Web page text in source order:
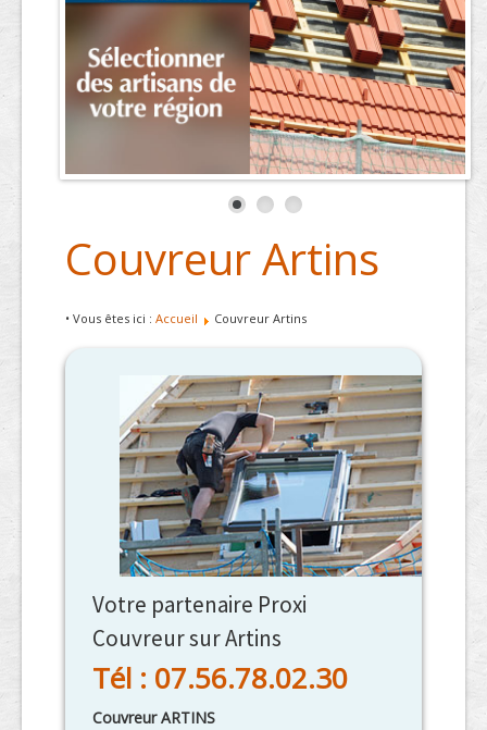
Couvreur Artins
• Vous êtes ici : Accueil Couvreur Artins
Votre partenaire Proxi
Couvreur sur Artins
Tél : 07.56.78.02.30
Couvreur ARTINS